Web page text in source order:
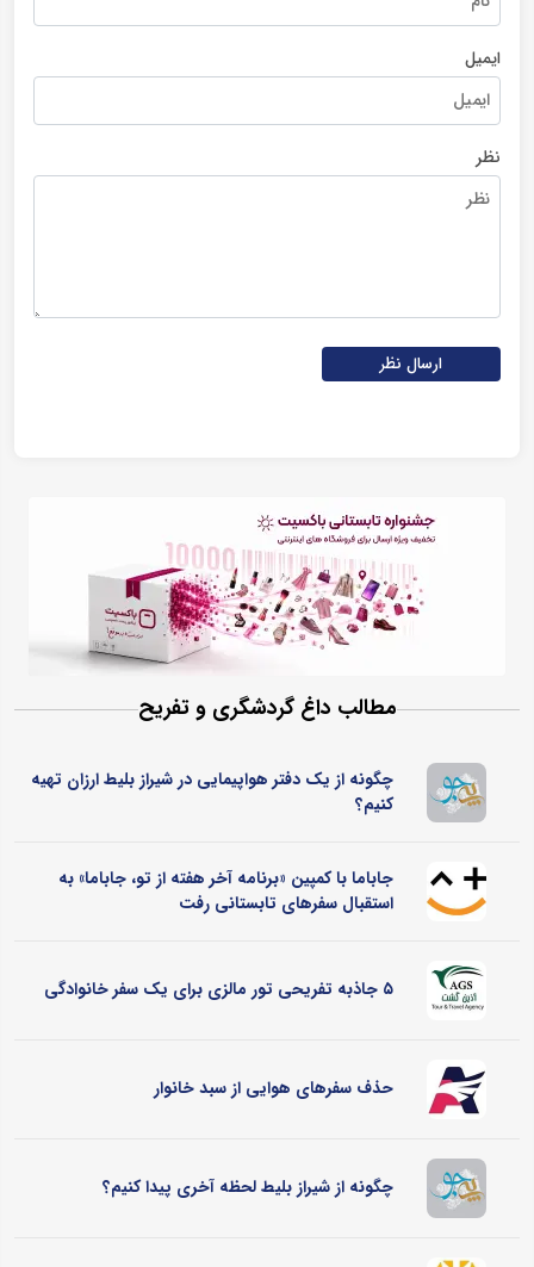
ایمیل
نظر
ارسال نظر
مطالب داغ گردشگری و تفریح
چگونه از یک دفتر هواپیمایی در شیراز بلیط ارزان تهیه
کنیم؟
جاباما با کمپین «برنامه آخر هفته از تو، جاباما» به
استقبال سفرهای تابستانی رفت
۵ جاذبه تفریحی تور مالزی برای یک سفر خانوادگی
حذف سفرهای هوایی از سبد خانوار
چگونه از شیراز بلیط لحظه آخری پیدا کنیم؟